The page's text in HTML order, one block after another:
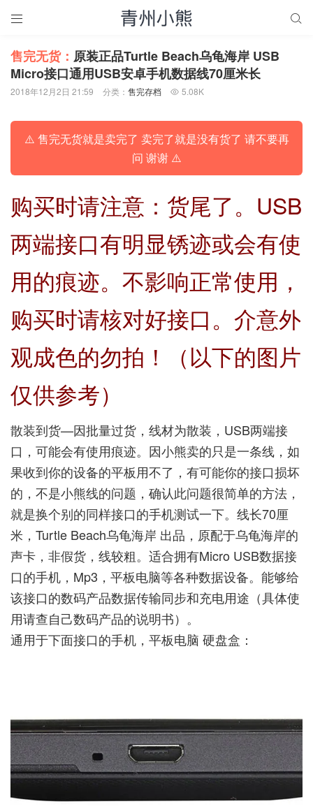
 
售完无货： 原装正品Turtle Beach乌龟海岸 USB
Micro接口通用USB安卓手机数据线70厘米长
2018年12月2日 21:59 分类： 售完存档  5.08K
⚠️ 售完无货就是卖完了 卖完了就是没有货了 请不要再
问 谢谢 ⚠️
购买时请注意：货尾了。USB
两端接口有明显锈迹或会有使
用的痕迹。不影响正常使用，
购买时请核对好接口。介意外
观成色的勿拍！（以下的图片
仅供参考）
散装到货—因批量过货，线材为散装，USB两端接
口，可能会有使用痕迹。因小熊卖的只是一条线，如
果收到你的设备的平板用不了，有可能你的接口损坏
的，不是小熊线的问题，确认此问题很简单的方法，
就是换个别的同样接口的手机测试一下。线长70厘
米，Turtle Beach乌龟海岸 出品，原配于乌龟海岸的
声卡，非假货，线较粗。适合拥有Micro USB数据接
口的手机，Mp3，平板电脑等各种数据设备。能够给
该接口的数码产品数据传输同步和充电用途（具体使
用请查自己数码产品的说明书）。
通用于下面接口的手机，平板电脑 硬盘盒：